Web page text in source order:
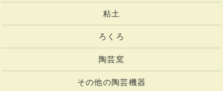
粘土
ろくろ
陶芸窯
その他の陶芸機器